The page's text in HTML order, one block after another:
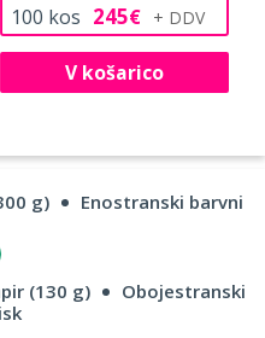
100 kos 245€
V košarico
g)
Enostranski barvni
(130 g)
Obojestranski